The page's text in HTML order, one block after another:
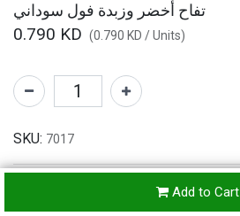
تفاح أخضر وزبدة فول سوداني
0.790 KD (0.790 KD /Units)
Add to Cart
SKU: 7017
Refunds & Returns Accepted